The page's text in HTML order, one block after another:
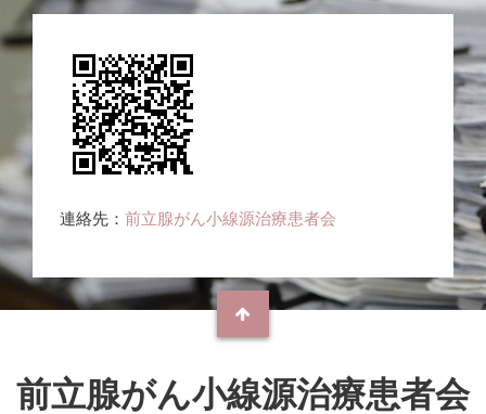
連絡先： 前立腺がん小線源治療患者会
前立腺がん小線源治療患者会